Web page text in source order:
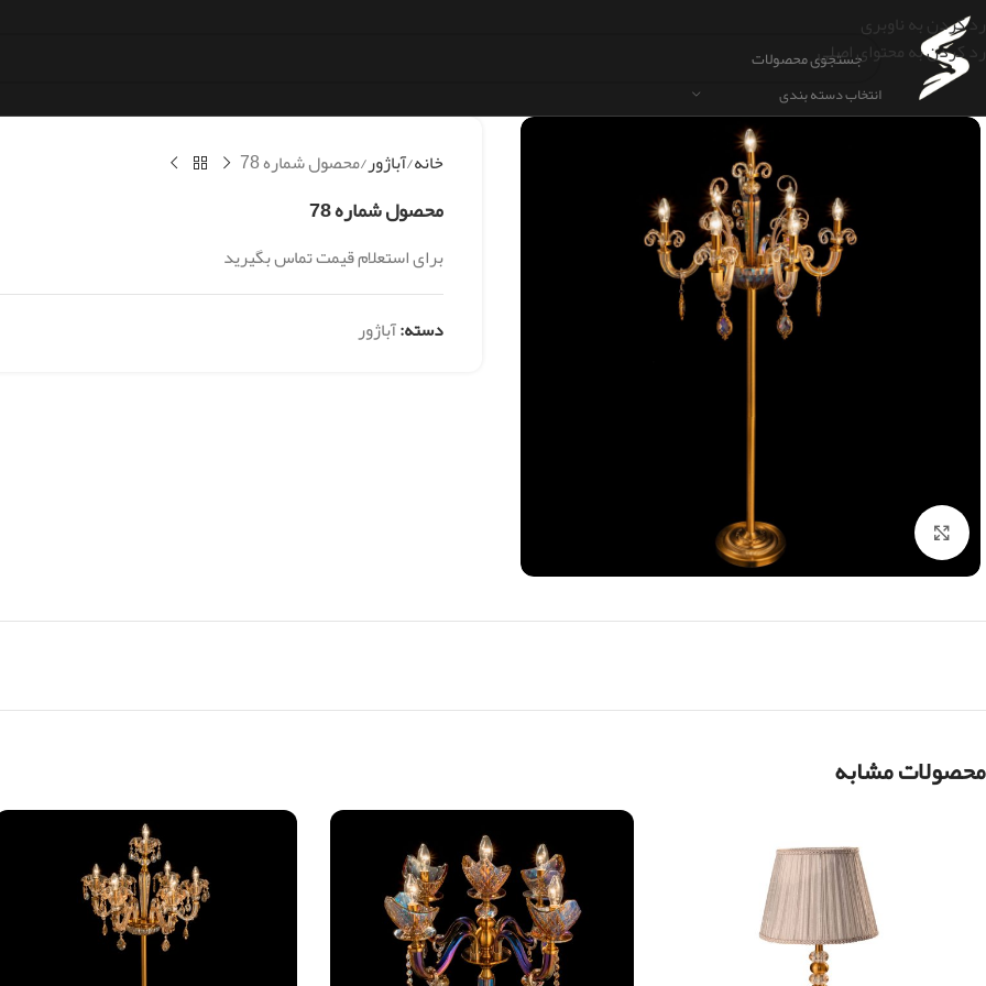
رد کردن به ناوبری
رد کردن به محتوای اصلی
انتخاب دسته بندی
خانه آباژور محصول شماره 78
محصول شماره 78
برای استعلام قیمت تماس بگیرید
دسته:آباژور
محصولات مشابه